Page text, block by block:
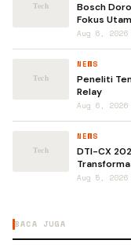
Bosch
Fokus
Aug 6, 2026
NEWS
Peneliti
Relay
Aug 6, 2026
NEWS
DTI-CX
Aug 5, 2026
BACA JUGA